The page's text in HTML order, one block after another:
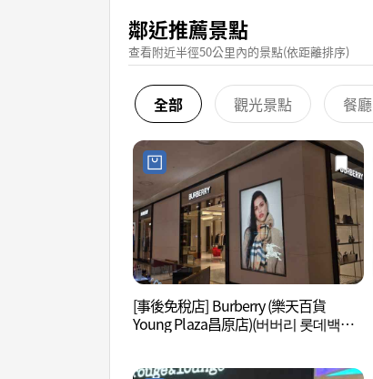
鄰近推薦景點
查看附近半徑50公里內的景點(依距離排序)
全部 觀光景點 餐廳
[事後免稅店] Burberry (樂天百貨
Young Plaza昌原店)(버버리 롯데백화